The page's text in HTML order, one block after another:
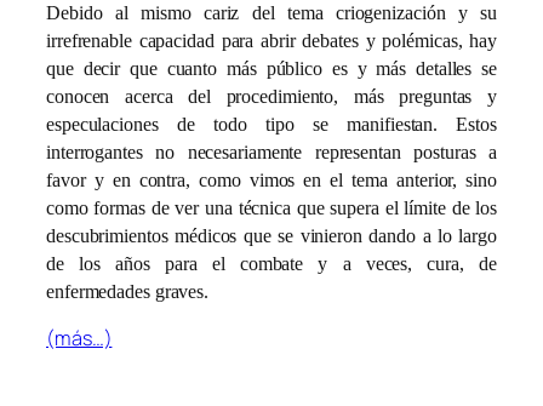
Debido al mismo cariz del tema criogenización y su
irrefrenable capacidad para abrir debates y polémicas, hay
que decir que cuanto más público es y más detalles se
conocen acerca del procedimiento, más preguntas y
especulaciones de todo tipo se manifiestan. Estos
interrogantes no necesariamente representan posturas a
favor y en contra, como vimos en el tema anterior, sino
como formas de ver una técnica que supera el límite de los
descubrimientos médicos que se vinieron dando a lo largo
de los años para el combate y a veces, cura, de
enfermedades graves.
(más…)